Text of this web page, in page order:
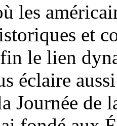
les
et
le lien
éclaire
Journée de